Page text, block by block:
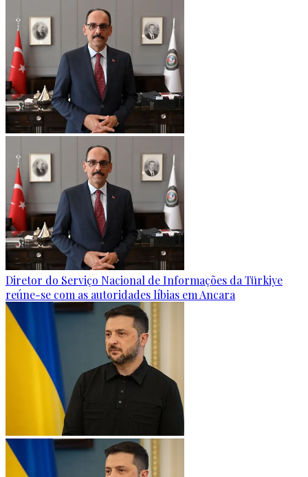
Diretor do Serviço Nacional de Informações da Türkiye
reúne-se com as autoridades líbias em Ancara